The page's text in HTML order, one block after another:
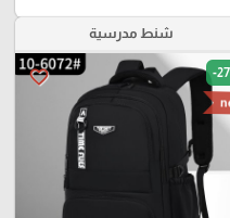
شنط مدرسية
favorite_border -